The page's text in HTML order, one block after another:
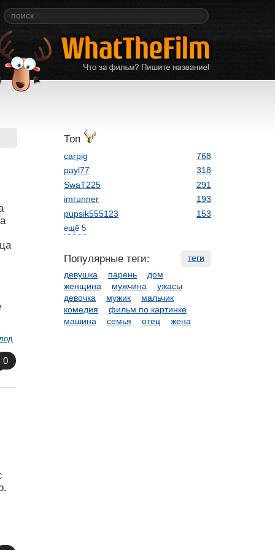
0
Топ
carpig
768
payl77
318
SwaT225
291
imrunner
193
pupsik555123
153
ещё 5
теги
Популярные теги:
девушка парень
дом
женщина
мужчина
ужасы
девочка
мужик
мальчик
комедия
фильм по картинке
машина
семья отец жена